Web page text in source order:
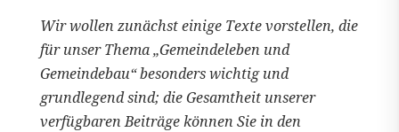
Wir wollen zunächst einige Texte vorstellen, die
für unser Thema „Gemeindeleben und
Gemeindebau“ besonders wichtig und
grundlegend sind; die Gesamtheit unserer
verfügbaren Beiträge können Sie in den